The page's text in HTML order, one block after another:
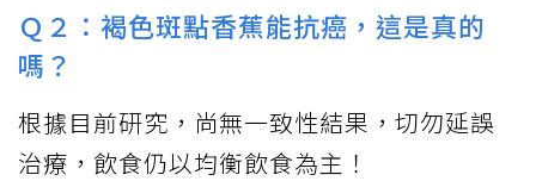
Ｑ２：褐色斑點香蕉能抗癌，這是真的
嗎？
根據目前研究，尚無一致性結果，切勿延誤
治療，飲食仍以均衡飲食為主！